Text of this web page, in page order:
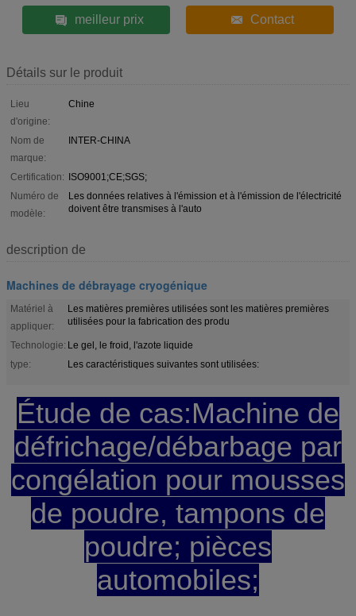
meilleur prix Contact
Détails sur le produit
Lieu
d'origine:
Chine
Nom de
marque:
INTER-CHINA
Certification: ISO9001;CE;SGS;
Numéro de
modèle:
Les données relatives à l'émission et à l'émission de l'électricité
doivent être transmises à l'auto
description de
Machines de débrayage cryogénique
Matériel à
appliquer:
Les matières premières utilisées sont les matières premières
utilisées pour la fabrication des produ
Technologie: Le gel, le froid, l'azote liquide
type:
Les caractéristiques suivantes sont utilisées:
Étude de cas:Machine de
défrichage/débarbage par
congélation pour mousses
de poudre, tampons de
poudre; pièces
automobiles;